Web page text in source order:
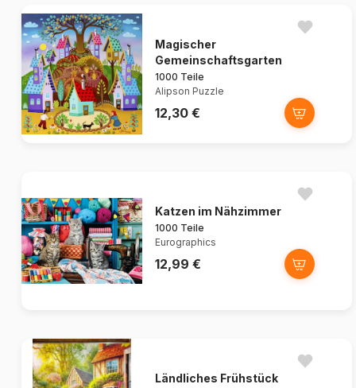
Magischer
Gemeinschaftsgarten
1000 Teile
Alipson Puzzle
12,30 €
Katzen im Nähzimmer
1000 Teile
Eurographics
12,99 €
Ländliches Frühstück